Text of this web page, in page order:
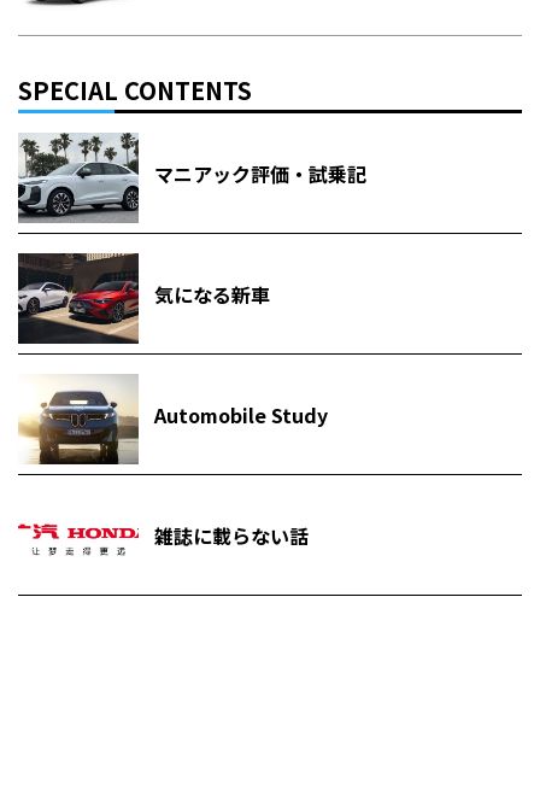
SPECIAL CONTENTS
マニアック評価・試乗記
気になる新車
Automobile Study
雑誌に載らない話